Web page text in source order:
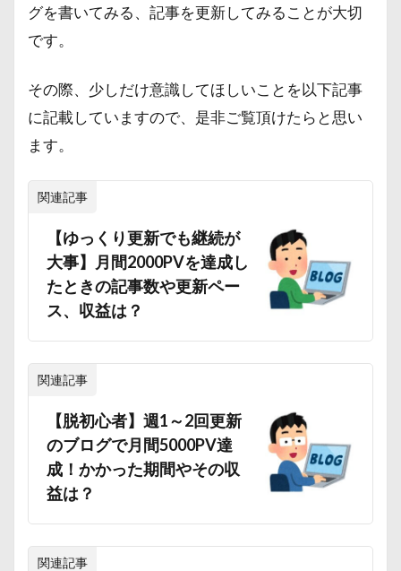
グを書いてみる、記事を更新してみることが大切
です。
その際、少しだけ意識してほしいことを以下記事
に記載していますので、是非ご覧頂けたらと思い
ます。
関連記事
【ゆっくり更新でも継続が
大事】月間2000PVを達成し
たときの記事数や更新ペー
ス、収益は？
関連記事
【脱初心者】週1～2回更新
のブログで月間5000PV達
成！かかった期間やその収
益は？
関連記事